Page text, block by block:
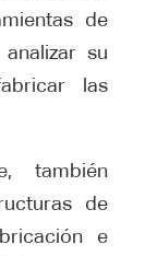
de
su
las
también
de
e